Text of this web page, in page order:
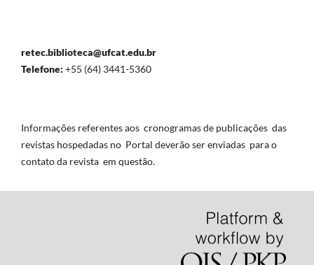
retec.biblioteca@ufcat.edu.br
Telefone: +55 (64) 3441-5360
Informações referentes aos cronogramas de publicações das
revistas hospedadas no Portal deverão ser enviadas para o
contato da revista em questão.